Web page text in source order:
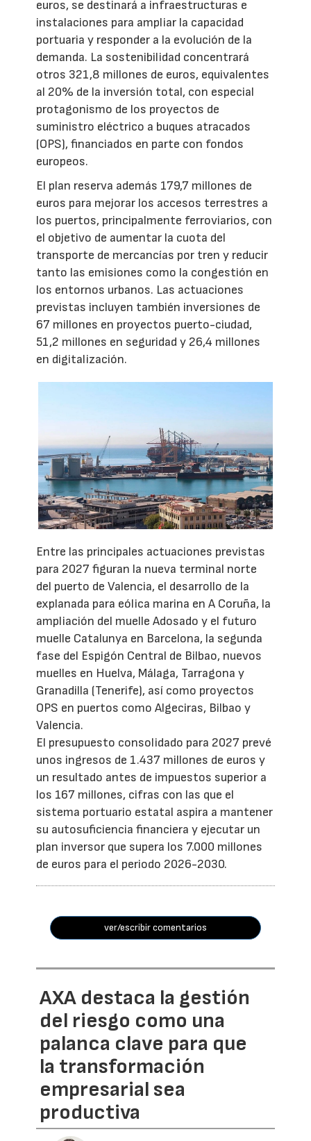
euros, se destinará a infraestructuras e
instalaciones para ampliar la capacidad
portuaria y responder a la evolución de la
demanda. La sostenibilidad concentrará
otros 321,8 millones de euros, equivalentes
al 20% de la inversión total, con especial
protagonismo de los proyectos de
suministro eléctrico a buques atracados
(OPS), financiados en parte con fondos
europeos.
El plan reserva además 179,7 millones de
euros para mejorar los accesos terrestres a
los puertos, principalmente ferroviarios, con
el objetivo de aumentar la cuota del
transporte de mercancías por tren y reducir
tanto las emisiones como la congestión en
los entornos urbanos. Las actuaciones
previstas incluyen también inversiones de
67 millones en proyectos puerto-ciudad,
51,2 millones en seguridad y 26,4 millones
en digitalización.
Entre las principales actuaciones previstas
para 2027 figuran la nueva terminal norte
del puerto de Valencia, el desarrollo de la
explanada para eólica marina en A Coruña, la
ampliación del muelle Adosado y el futuro
muelle Catalunya en Barcelona, la segunda
fase del Espigón Central de Bilbao, nuevos
muelles en Huelva, Málaga, Tarragona y
Granadilla (Tenerife), así como proyectos
OPS en puertos como Algeciras, Bilbao y
Valencia.
El presupuesto consolidado para 2027 prevé
unos ingresos de 1.437 millones de euros y
un resultado antes de impuestos superior a
los 167 millones, cifras con las que el
sistema portuario estatal aspira a mantener
su autosuficiencia financiera y ejecutar un
plan inversor que supera los 7.000 millones
de euros para el periodo 2026-2030.
ver/escribir comentarios
AXA destaca la gestión
del riesgo como una
palanca clave para que
la transformación
empresarial sea
productiva